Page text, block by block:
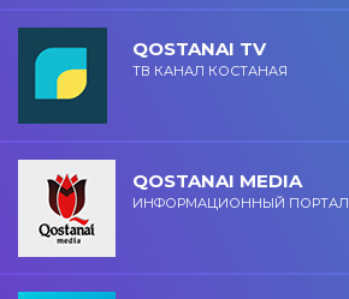
QOSTANAI TV
ТВ КАНАЛ КОСТАНАЯ
QOSTANAI MEDIA
ИНФОРМАЦИОННЫЙ ПОРТАЛ